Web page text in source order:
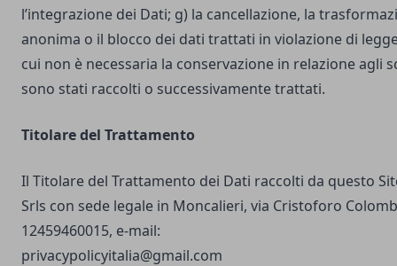
l’integrazione dei Dati; g) la cancellazione, la
anonima o il blocco dei dati trattati in violazione di
cui non è necessaria la conservazione in relazione agli
sono stati raccolti o successivamente trattati.
Titolare del Trattamento
Il Titolare del Trattamento dei Dati raccolti da questo
Srls con sede legale in Moncalieri, via Cristoforo
12459460015, e-mail:
privacypolicyitalia@gmail.com